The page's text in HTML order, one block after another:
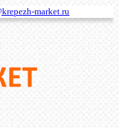
market.ru